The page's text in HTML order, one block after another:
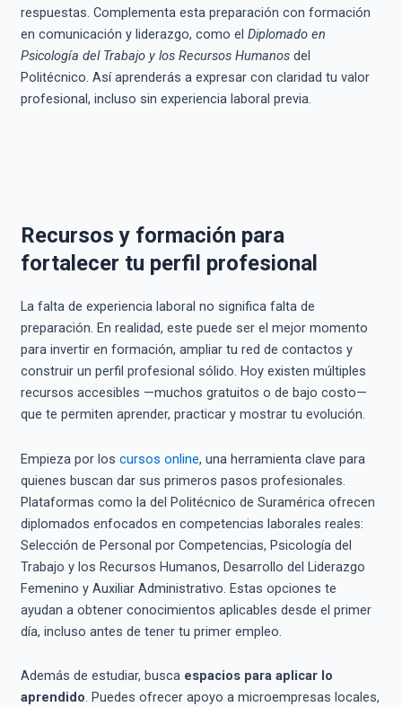
respuestas. Complementa esta preparación con formación
en comunicación y liderazgo, como el Diplomado en
Psicología del Trabajo y los Recursos Humanosdel
Politécnico. Así aprenderás a expresar con claridad tu valor
profesional, incluso sin experiencia laboral previa.
Recursos y formación para
fortalecer tu perfil profesional
La falta de experiencia laboral no significa falta de
preparación. En realidad, este puede ser el mejor momento
para invertir en formación, ampliar tu red de contactos y
construir un perfil profesional sólido. Hoy existen múltiples
recursos accesibles —muchos gratuitos o de bajo costo—
que te permiten aprender, practicar y mostrar tu evolución.
Empieza por los cursos online, una herramienta clave para
quienes buscan dar sus primeros pasos profesionales.
Plataformas como la del Politécnico de Suramérica ofrecen
diplomados enfocados en competencias laborales reales:
Selección de Personal por Competencias, Psicología del
Trabajo y los Recursos Humanos, Desarrollo del Liderazgo
Femenino y Auxiliar Administrativo. Estas opciones te
ayudan a obtener conocimientos aplicables desde el primer
día, incluso antes de tener tu primer empleo.
Además de estudiar, busca espacios para aplicar lo
aprendido. Puedes ofrecer apoyo a microempresas locales,